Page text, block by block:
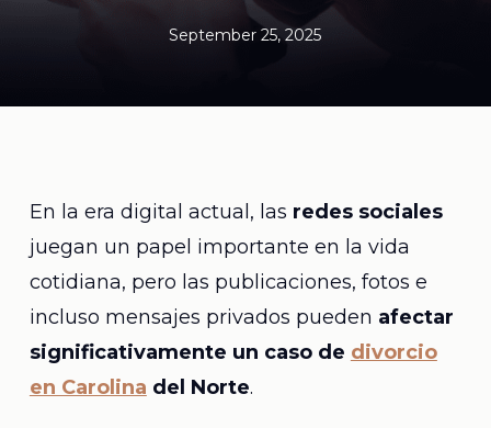
September 25, 2025
En la era digital actual, las redes sociales
juegan un papel importante en la vida
cotidiana, pero las publicaciones, fotos e
incluso mensajes privados pueden afectar
significativamente un caso de divorcio
en Carolina del Norte.